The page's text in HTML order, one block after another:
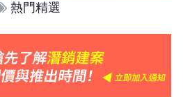
熱門精選